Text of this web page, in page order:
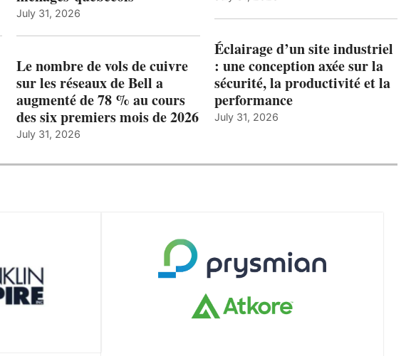
July 31, 2026
Le nombre de vols de cuivre
sur les réseaux de Bell a
augmenté de 78 % au cours
des six premiers mois de 2026
July 31, 2026
Éclairage d’un site industriel
: une conception axée sur la
sécurité, la productivité et la
performance
July 31, 2026